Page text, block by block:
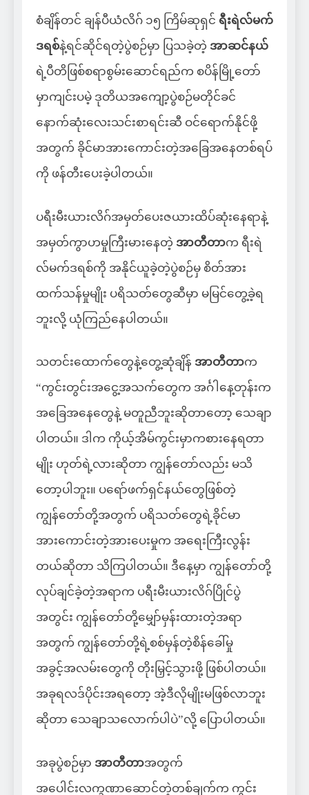
စံချိန်တင် ချန်ပီယံလိဂ် ၁၅ ကြိမ်ဆုရှင် ရီးရဲလ်မက်
ဒရစ်နဲ့ရင်ဆိုင်ရတဲ့ပွဲစဉ်မှာ ပြသခဲ့တဲ့ အာဆင်နယ်
ရဲ့ပီတိဖြစ်စရာစွမ်းဆောင်ရည်က စပိန်မြို့တော်
မှာကျင်းပမဲ့ ဒုတိယအကျော့ပွဲစဉ်မတိုင်ခင်
နောက်ဆုံးလေးသင်းစာရင်းဆီ ဝင်ရောက်နိုင်ဖို့
အတွက် ခိုင်မာအားကောင်းတဲ့အခြေအနေတစ်ရပ်
ကို ဖန်တီးပေးခဲ့ပါတယ်။
ပရီးမီးယားလိဂ်အမှတ်ပေးဇယားထိပ်ဆုံးနေရာနဲ့
အမှတ်ကွာဟမှုကြီးမားနေတဲ့ အာတီတာက ရီးရဲ
လ်မက်ဒရစ်ကို အနိုင်ယူခဲ့တဲ့ပွဲစဉ်မှ စိတ်အား
ထက်သန်မှုမျိုး ပရိသတ်တွေဆီမှာ မမြင်တွေ့ခဲ့ရ
ဘူးလို့ ယုံကြည်နေပါတယ်။
သတင်းထောက်တွေနဲ့တွေ့ဆုံချိန် အာတီတာက
“ကွင်းတွင်းအငွေ့အသက်တွေက အင်္ဂါနေ့တုန်းက
အခြေအနေတွေနဲ့ မတူညီဘူးဆိုတာတော့ သေချာ
ပါတယ်။ ဒါက ကိုယ့်အိမ်ကွင်းမှာကစားနေရတာ
မျိုး ဟုတ်ရဲ့လားဆိုတာ ကျွန်တော်လည်း မသိ
တော့ပါဘူး။ ပရော်ဖက်ရှင်နယ်တွေဖြစ်တဲ့
ကျွန်တော်တို့အတွက် ပရိသတ်တွေရဲ့ခိုင်မာ
အားကောင်းတဲ့အားပေးမှုက အရေးကြီးလွန်း
တယ်ဆိုတာ သိကြပါတယ်။ ဒီနေ့မှာ ကျွန်တော်တို့
လုပ်ချင်ခဲ့တဲ့အရာက ပရီးမီးယားလိဂ်ပြိုင်ပွဲ
အတွင်း ကျွန်တော်တို့မျှော်မှန်းထားတဲ့အရာ
အတွက် ကျွန်တော်တို့ရဲ့စစ်မှန်တဲ့စိန်ခေါ်မှု
အခွင့်အလမ်းတွေကို တိုးမြှင့်သွားဖို့ ဖြစ်ပါတယ်။
အခုရလဒ်ပိုင်းအရတော့ အဲ့ဒီလိုမျိုးမဖြစ်လာဘူး
ဆိုတာ သေချာသလောက်ပါပဲ”လို့ ပြောပါတယ်။
အခုပွဲစဉ်မှာ အာတီတာအတွက်
အပေါင်းလက္ခဏာဆောင်တဲ့တစ်ချက်က ကွင်း